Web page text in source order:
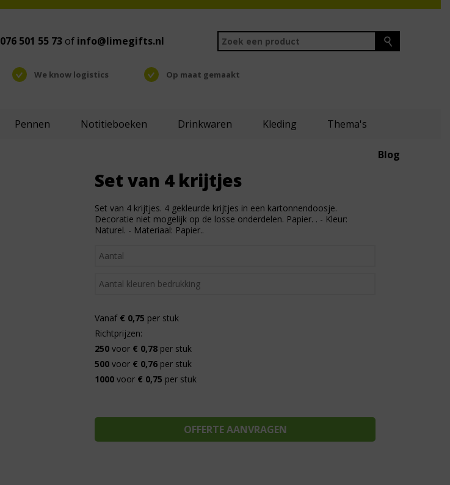
076 501 55 73of info@limegifts.nl
We know logistics
Op maat gemaakt
Pennen Notitieboeken Drinkwaren Kleding Thema's
Blog
Set van 4 krijtjes
Set van 4 krijtjes. 4 gekleurde krijtjes in een kartonnendoosje.
Decoratie niet mogelijk op de losse onderdelen. Papier. . - Kleur:
Naturel. - Materiaal: Papier..
Vanaf € 0,75 per stuk
Richtprijzen:
250 voor € 0,78 per stuk
500 voor € 0,76 per stuk
1000 voor € 0,75 per stuk